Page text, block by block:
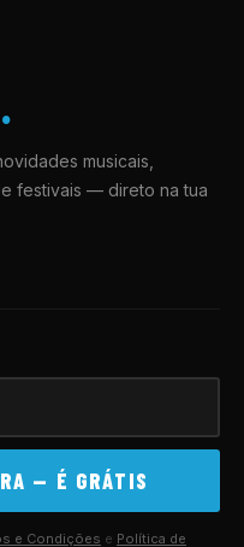
musicais,
festivais — direto na tua
— É GRÁTIS
e Condições e Política de